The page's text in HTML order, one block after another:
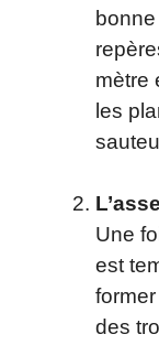
mètre
les
Une
est
des